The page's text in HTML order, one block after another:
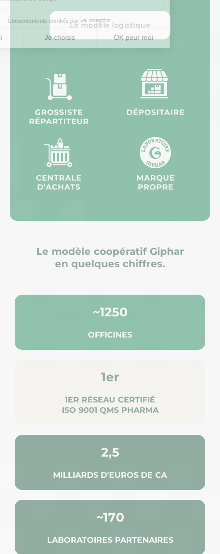
Le modèle logistique
Le modèle coopératif Giphar
en quelques chiffres.
~1250
OFFICINES
1er
1ER RÉSEAU CERTIFIÉ
ISO 9001 QMS PHARMA
2,5
MILLIARDS D'EUROS DE CA
~170
LABORATOIRES PARTENAIRES